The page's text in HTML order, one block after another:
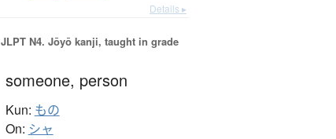
Details ▸
JLPT N4. Jōyō kanji, taught in grade
someone, person
Kun: もの
On: シャ